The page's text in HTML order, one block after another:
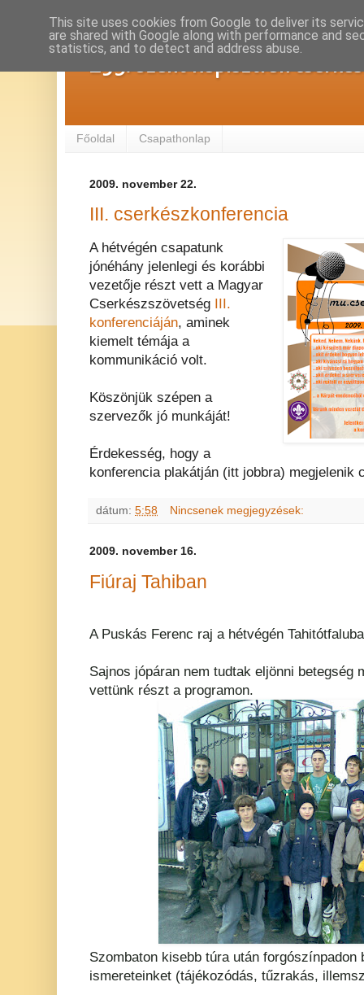
293. Szent Kapisztrán
Főoldal Csapathonlap
2009. november 22.
III. cserkészkonferencia
A hétvégén csapatunk
jónéhány jelenlegi és korábbi
vezetője részt vett a Magyar
Cserkészszövetség
III.
konferenciáján, aminek
kiemelt témája a
kommunikáció volt.
Köszönjük szépen a
szervezők jó munkáját!
Érdekesség, hogy a
konferencia plakátján (itt jobbra) megjelenik
dátum: 5:58 Nincsenek megjegyzések:
2009. november 16.
Fiúraj Tahiban
A Puskás Ferenc raj a hétvégén
Sajnos jópáran nem tudtak eljönni betegség
vettünk részt a programon.
Szombaton kisebb túra után forgószínpadon
ismereteinket (tájékozódás, tűzrakás,
This site uses cookies from Google to deliver its
are shared with Google along with performance and
statistics, and to detect and address abuse.